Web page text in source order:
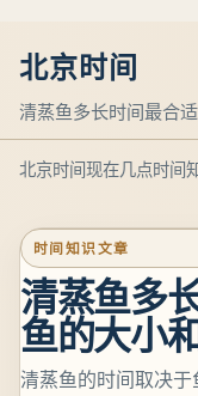
北京时间
清蒸鱼多长时间最合
北京时间现在几点时间
时间知识文章
清蒸鱼多
鱼的大小
清蒸鱼的时间取决